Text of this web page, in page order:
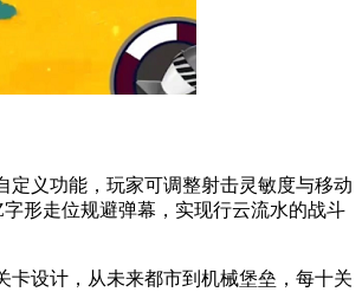
定义功能，玩家可调整射击灵敏度与移动
形走位规避弹幕，实现行云流水的战斗
卡设计，从未来都市到机械堡垒，每十关